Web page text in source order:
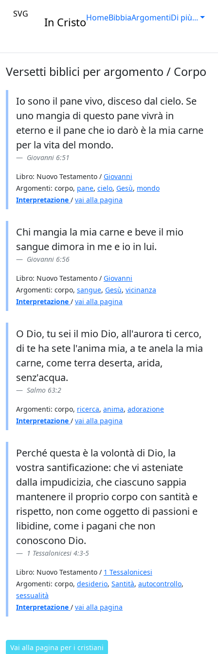
SVG
In CristoHomeBibbiaArgomentiDi più...
Versetti biblici per argomento / Corpo
Io sono il pane vivo, disceso dal cielo. Se
uno mangia di questo pane vivrà in
eterno e il pane che io darò è la mia carne
per la vita del mondo.
Giovanni 6:51
Libro: Nuovo Testamento / Giovanni
Argomenti: corpo, pane, cielo, Gesù, mondo
Interpretazione / vai alla pagina
Chi mangia la mia carne e beve il mio
sangue dimora in me e io in lui.
Giovanni 6:56
Libro: Nuovo Testamento / Giovanni
Argomenti: corpo, sangue, Gesù, vicinanza
Interpretazione / vai alla pagina
O Dio, tu sei il mio Dio, all'aurora ti cerco,
di te ha sete l'anima mia, a te anela la mia
carne, come terra deserta, arida,
senz'acqua.
Salmo 63:2
Argomenti: corpo, ricerca, anima, adorazione
Interpretazione / vai alla pagina
Perché questa è la volontà di Dio, la
vostra santificazione: che vi asteniate
dalla impudicizia, che ciascuno sappia
mantenere il proprio corpo con santità e
rispetto, non come oggetto di passioni e
libidine, come i pagani che non
conoscono Dio.
1 Tessalonicesi 4:3-5
Libro: Nuovo Testamento / 1 Tessalonicesi
Argomenti: corpo, desiderio, Santità, autocontrollo,
sessualità
Interpretazione / vai alla pagina
Vai alla pagina per i cristiani